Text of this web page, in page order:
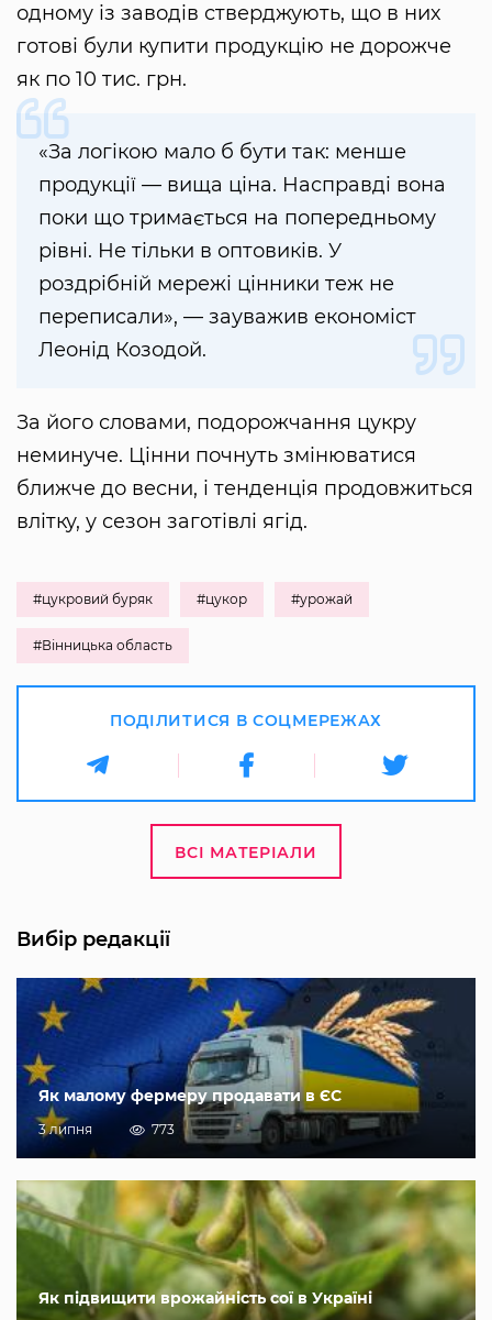
одному із заводів стверджують, що в них
готові були купити продукцію не дорожче
як по 10 тис. грн.
«За логікою мало б бути так: менше
продукції — вища ціна. Насправді вона
поки що тримається на попередньому
рівні. Не тільки в оптовиків. У
роздрібній мережі цінники теж не
переписали», — зауважив економіст
Леонід Козодой.
За його словами, подорожчання цукру
неминуче. Цінни почнуть змінюватися
ближче до весни, і тенденція продовжиться
влітку, у сезон заготівлі ягід.
#цукровий буряк #цукор #урожай
#Вінницька область
ПОДІЛИТИСЯ В СОЦМЕРЕЖАХ
ВСІ МАТЕРІАЛИ
Вибір редакції
Як малому фермеру продавати в ЄС
3 липня 773
Як підвищити врожайність сої в Україні